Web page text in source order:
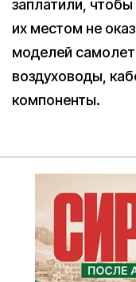
заплатили,
их местом не
моделей
воздуховоды,
компоненты.